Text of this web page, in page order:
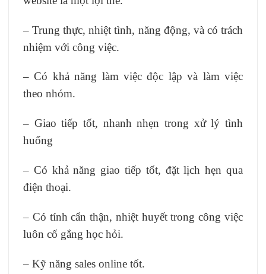
– Trung thực, nhiệt tình, năng động, và có trách
nhiệm với công việc.
– Có khả năng làm việc độc lập và làm việc
theo nhóm.
– Giao tiếp tốt, nhanh nhẹn trong xử lý tình
huống
– Có khả năng giao tiếp tốt, đặt lịch hẹn qua
điện thoại.
– Có tính cẩn thận, nhiệt huyết trong công việc
luôn cố gắng học hỏi.
– Kỹ năng sales online tốt.